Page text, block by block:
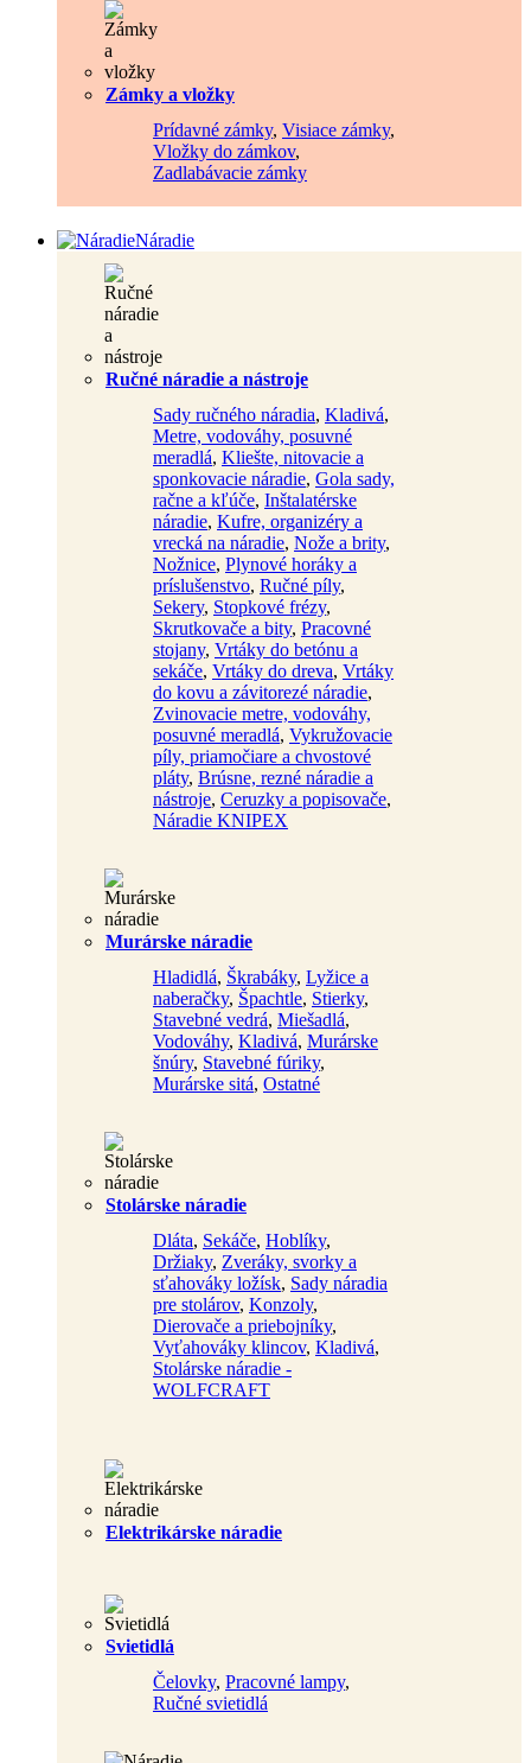
Zámky a vložky
Prídavné zámky, Visiace zámky,
Vložky do zámkov,
Zadlabávacie zámky
Náradie
Ručné náradie a nástroje
Sady ručného náradia, Kladivá,
Metre, vodováhy, posuvné
meradlá, Kliešte, nitovacie a
sponkovacie náradie, Gola sady,
račne a kľúče, Inštalatérske
náradie, Kufre, organizéry a
vrecká na náradie, Nože a brity,
Nožnice, Plynové horáky a
príslušenstvo, Ručné píly,
Sekery, Stopkové frézy,
Skrutkovače a bity, Pracovné
stojany, Vrtáky do betónu a
sekáče, Vrtáky do dreva, Vrtáky
do kovu a závitorezé náradie,
Zvinovacie metre, vodováhy,
posuvné meradlá, Vykružovacie
píly, priamočiare a chvostové
pláty, Brúsne, rezné náradie a
nástroje, Ceruzky a popisovače,
Náradie KNIPEX
Murárske náradie
Hladidlá, Škrabáky, Lyžice a
naberačky, Špachtle, Stierky,
Stavebné vedrá, Miešadlá,
Vodováhy, Kladivá, Murárske
šnúry, Stavebné fúriky,
Murárske sitá, Ostatné
Stolárske náradie
Dláta, Sekáče, Hoblíky,
Držiaky, Zveráky, svorky a
sťahováky ložísk, Sady náradia
pre stolárov, Konzoly,
Dierovače a priebojníky,
Vyťahováky klincov, Kladivá,
Stolárske náradie -
WOLFCRAFT
Elektrikárske náradie
Svietidlá
Čelovky, Pracovné lampy,
Ručné svietidlá